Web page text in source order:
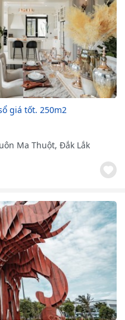
giá tốt. 250m2
Ma Thuột, Đắk Lắk